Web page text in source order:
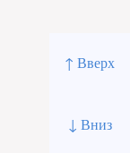
↑ Вверх
↓ Вниз